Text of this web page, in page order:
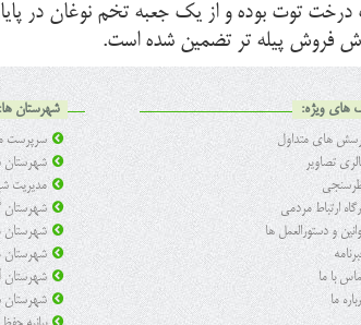
فرش فروش پیله تر تضمین شده است.
شهرستان ها:
سرپرست
شهرستان
مدیریت
شهرستان
شهرستان
شهرستان
شهرستان
های ویژه:
های متداول
تصاویر
ارتباط مردمی
و دستورالعمل ها
با ما
ما